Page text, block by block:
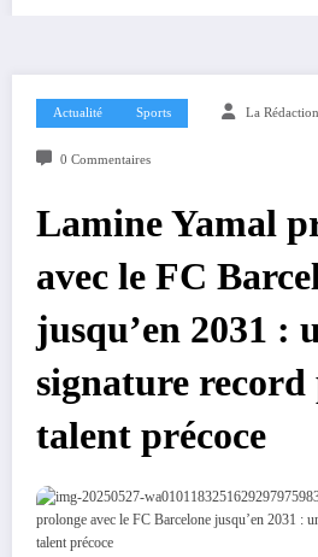
Actualité Sports La Rédaction
0 Commentaires
Lamine Yamal
avec le FC
jusqu’en 2031 :
signature
talent précoce